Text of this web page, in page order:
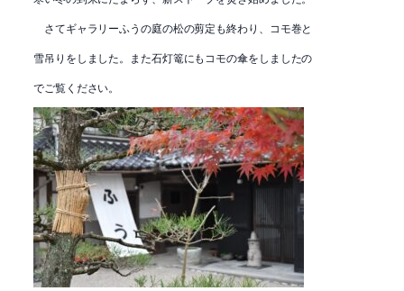
さてギャラリーふうの庭の松の剪定も終わり、コモ巻と
雪吊りをしました。また石灯篭にもコモの傘をしましたの
でご覧ください。